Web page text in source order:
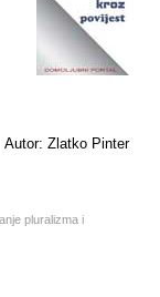
Autor: Zlatko Pinter
pluralizma i